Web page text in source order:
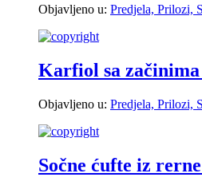
Objavljeno u: Predjela, Prilozi,
Karfiol sa
Objavljeno u: Predjela, Prilozi,
Sočne ćufte iz